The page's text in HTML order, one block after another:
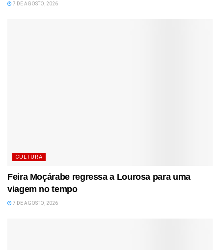
7 DE AGOSTO, 2026
CULTURA
Feira Moçárabe regressa a Lourosa para uma
viagem no tempo
7 DE AGOSTO, 2026